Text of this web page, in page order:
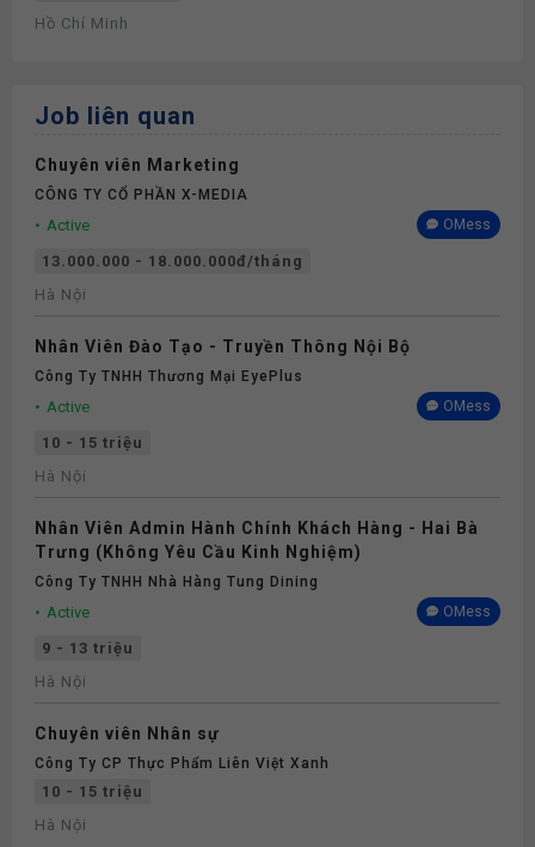
Hồ Chí Minh
Job liên quan
Chuyên viên Marketing
CÔNG TY CỔ PHẦN X-MEDIA
Active OMess
13.000.000 - 18.000.000đ/tháng
Hà Nội
Nhân Viên Đào Tạo - Truyền Thông Nội Bộ
Công Ty TNHH Thương Mại EyePlus
Active OMess
10 - 15 triệu
Hà Nội
Nhân Viên Admin Hành Chính Khách Hàng - Hai Bà
Trưng (Không Yêu Cầu Kinh Nghiệm)
Công Ty TNHH Nhà Hàng Tung Dining
Active OMess
9 - 13 triệu
Hà Nội
Chuyên viên Nhân sự
Công Ty CP Thực Phẩm Liên Việt Xanh
10 - 15 triệu
Hà Nội